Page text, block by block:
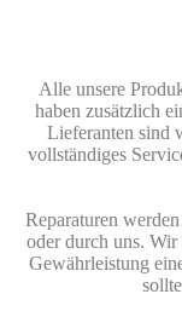
Alle unsere
haben zusätzlich
Lieferanten sind
vollständiges
Reparaturen
oder durch uns.
Gewährleistung